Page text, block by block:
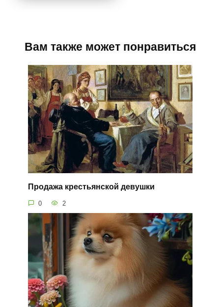
Вам также может понравиться
Продажа крестьянской девушки
0 2